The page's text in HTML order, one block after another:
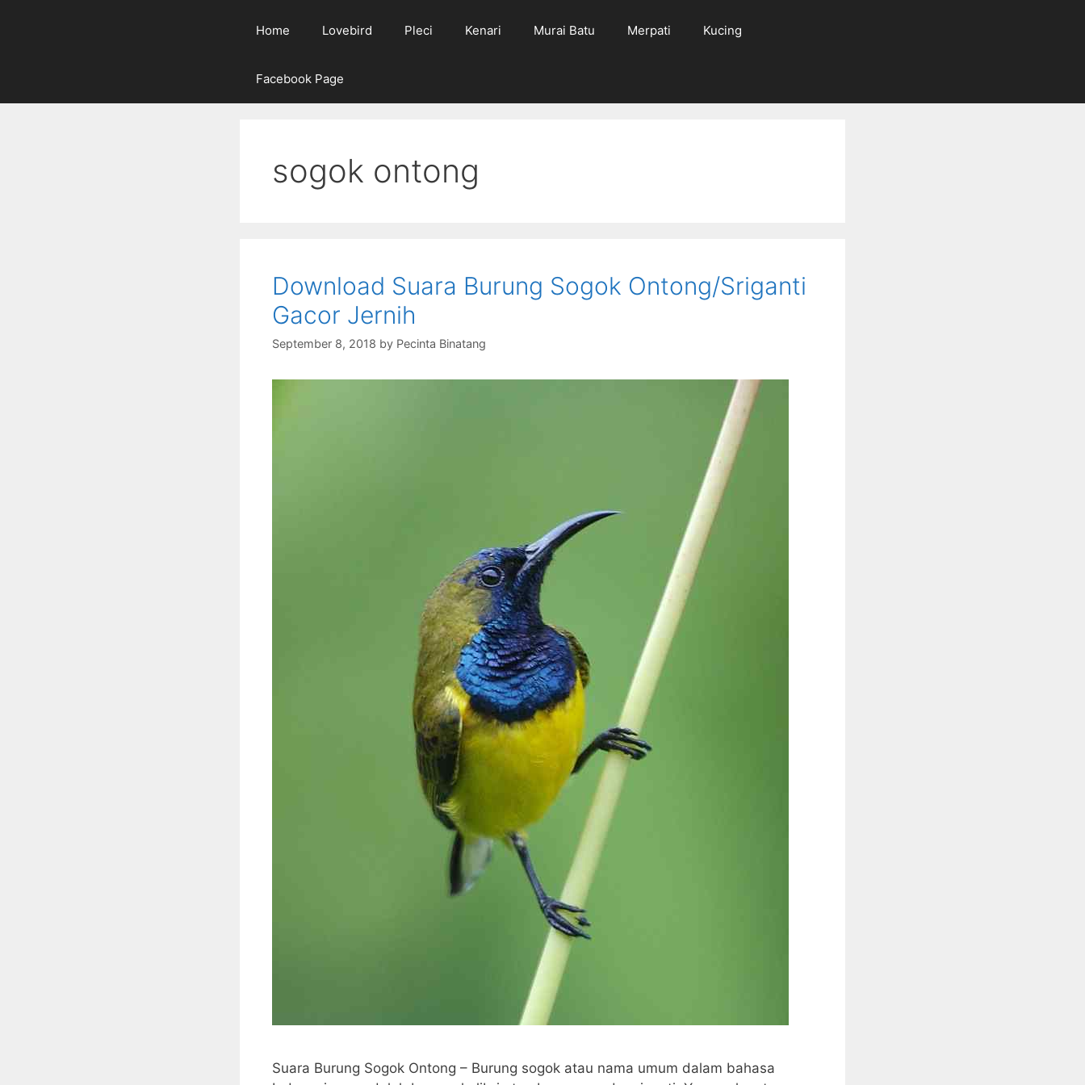
Home Lovebird Pleci Kenari Murai Batu Merpati Kucing
Facebook Page
sogok ontong
Download Suara Burung Sogok Ontong/Sriganti
Gacor Jernih
September 8, 2018 by Pecinta Binatang
Suara Burung Sogok Ontong – Burung sogok atau nama umum dalam bahasa